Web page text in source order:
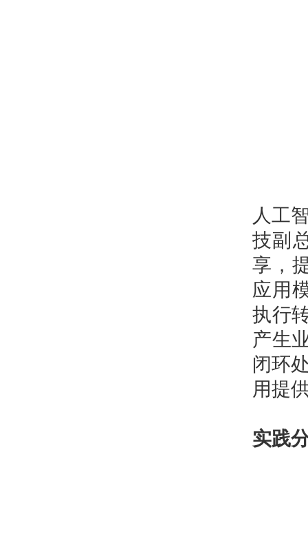
人工
技副
享，
应用
执行
产生
闭环
用提
实践